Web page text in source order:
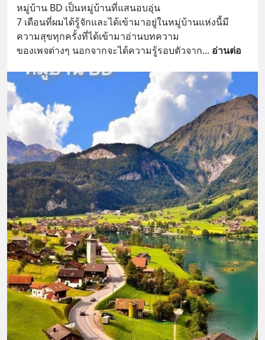
หมู่บ้าน​ BD​ เป็น​หมู่บ้าน​ที่แสนอบอุ่น
7​ เดือนที่ผมได้รู้จักและได้เข้ามาอยู่ใน​หมู่บ้าน​แห่ง​นี้​มี
ความสุข​ทุกครั้ง​ที่ได้เข้ามาอ่านบทความ
ของเพจต่างๆ​ นอกจาก​จะได้ความ​รู้​รอบตัว​จาก... อ่านต่อ